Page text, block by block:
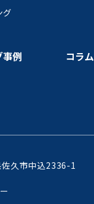
グ
例 コラム
久市中込2336-1